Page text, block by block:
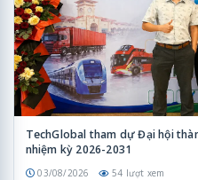
TechGlobal tham dự Đại hội
nhiệm kỳ 2026-2031
03/08/2026 54 lượt xem